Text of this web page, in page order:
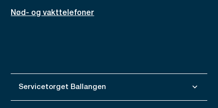
Nød- og vakttelefoner
Servicetorget Ballangen